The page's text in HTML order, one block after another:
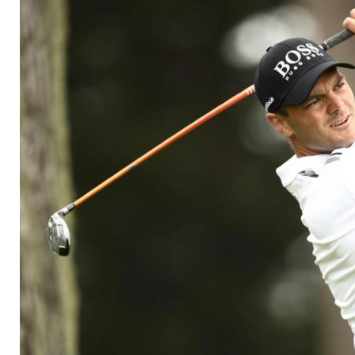
Schlusstag in den